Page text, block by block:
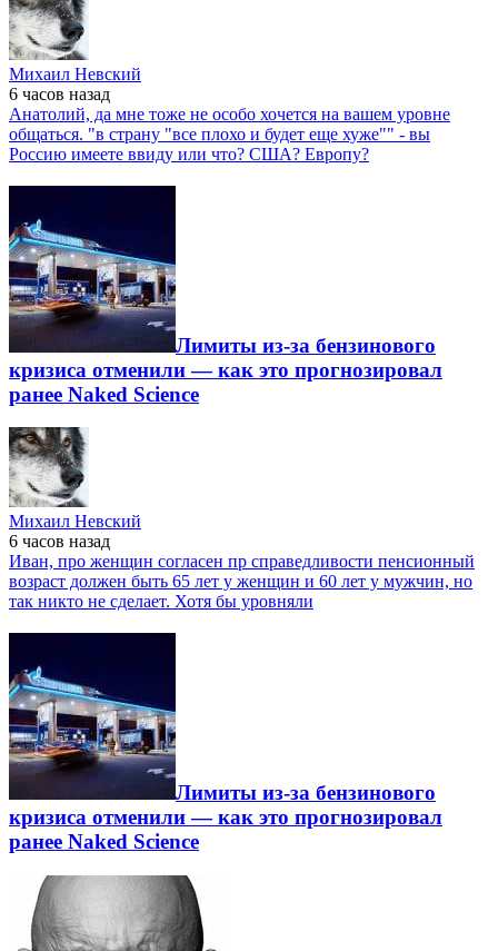
Михаил Невский
6 часов назад
Анатолий, да мне тоже не особо хочется на вашем уровне
общаться. "в страну "все плохо и будет еще хуже"" - вы
Россию имеете ввиду или что? США? Европу?
Лимиты из-за бензинового
кризиса отменили — как это прогнозировал
ранее Naked Science
Михаил Невский
6 часов назад
Иван, про женщин согласен пр справедливости пенсионный
возраст должен быть 65 лет у женщин и 60 лет у мужчин, но
так никто не сделает. Хотя бы уровняли
Лимиты из-за бензинового
кризиса отменили — как это прогнозировал
ранее Naked Science